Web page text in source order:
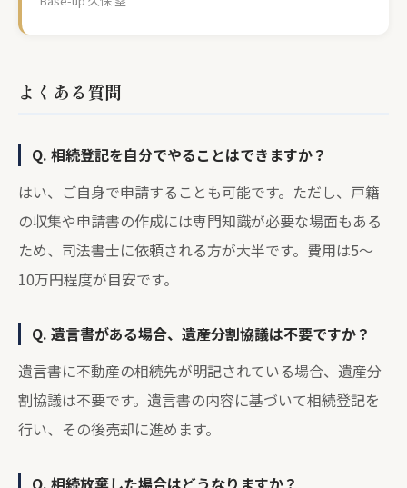
よくある質問
Q. 相続登記を自分でやることはできますか？
はい、ご自身で申請することも可能です。ただし、戸籍
の収集や申請書の作成には専門知識が必要な場面もある
ため、司法書士に依頼される方が大半です。費用は5〜
10万円程度が目安です。
Q. 遺言書がある場合、遺産分割協議は不要ですか？
遺言書に不動産の相続先が明記されている場合、遺産分
割協議は不要です。遺言書の内容に基づいて相続登記を
行い、その後売却に進めます。
Q. 相続放棄した場合はどうなりますか？